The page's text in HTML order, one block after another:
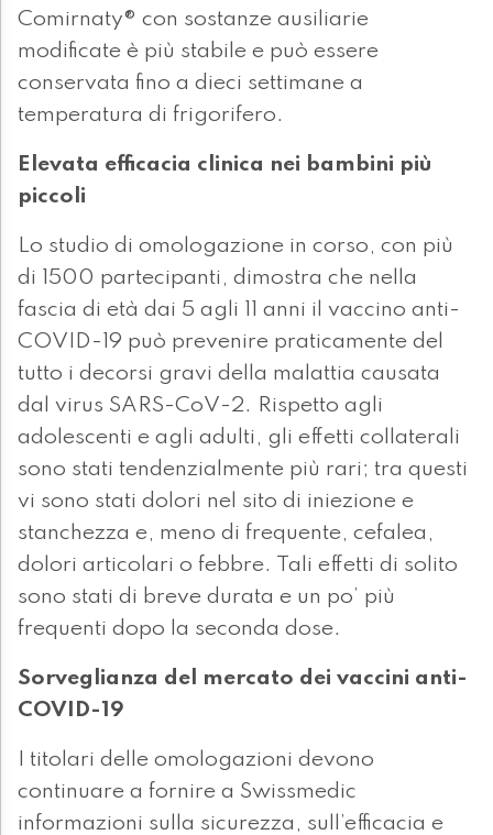
Comirnaty® con sostanze ausiliarie
modificate è più stabile e può essere
conservata fino a dieci settimane a
temperatura di frigorifero.
Elevata efficacia clinica nei bambini più
piccoli
Lo studio di omologazione in corso, con più
di 1500 partecipanti, dimostra che nella
fascia di età dai 5 agli 11 anni il vaccino anti-
COVID-19 può prevenire praticamente del
tutto i decorsi gravi della malattia causata
dal virus SARS-CoV-2. Rispetto agli
adolescenti e agli adulti, gli effetti collaterali
sono stati tendenzialmente più rari; tra questi
vi sono stati dolori nel sito di iniezione e
stanchezza e, meno di frequente, cefalea,
dolori articolari o febbre. Tali effetti di solito
sono stati di breve durata e un po’ più
frequenti dopo la seconda dose.
Sorveglianza del mercato dei vaccini anti-
COVID-19
I titolari delle omologazioni devono
continuare a fornire a Swissmedic
informazioni sulla sicurezza, sull’efficacia e